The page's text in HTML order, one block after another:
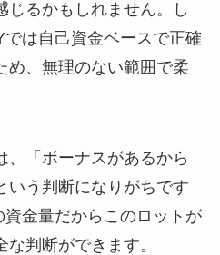
じるかもしれません。し
は自己資金ベースで正確
め、無理のない範囲で柔
、「ボーナスがあるから
いう判断になりがちです
金量だからこのロットが
判断ができます。